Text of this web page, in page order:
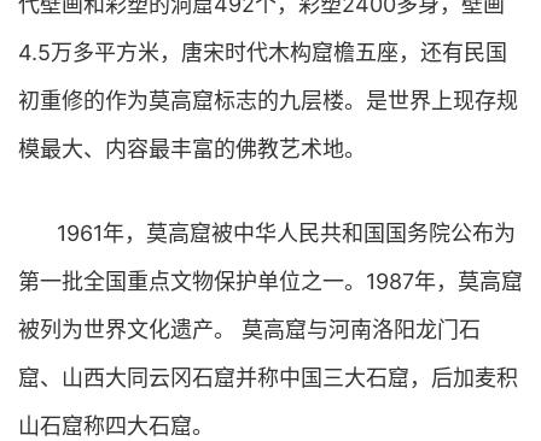
4.5万多平方米，唐宋时代木构窟檐五座，还有民国
初重修的作为莫高窟标志的九层楼。是世界上现存规
模最大、内容最丰富的佛教艺术地。
1961年，莫高窟被中华人民共和国国务院公布为
第一批全国重点文物保护单位之一。1987年，莫高窟
被列为世界文化遗产。 莫高窟与河南洛阳龙门石
窟、山西大同云冈石窟并称中国三大石窟，后加麦积
山石窟称四大石窟。